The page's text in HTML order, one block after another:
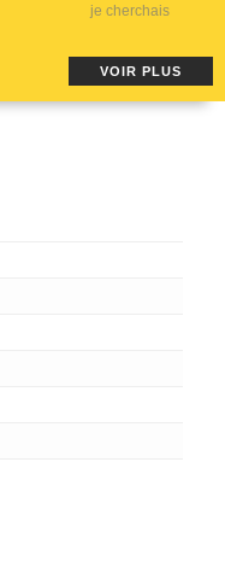
je cherchais
VOIR PLUS